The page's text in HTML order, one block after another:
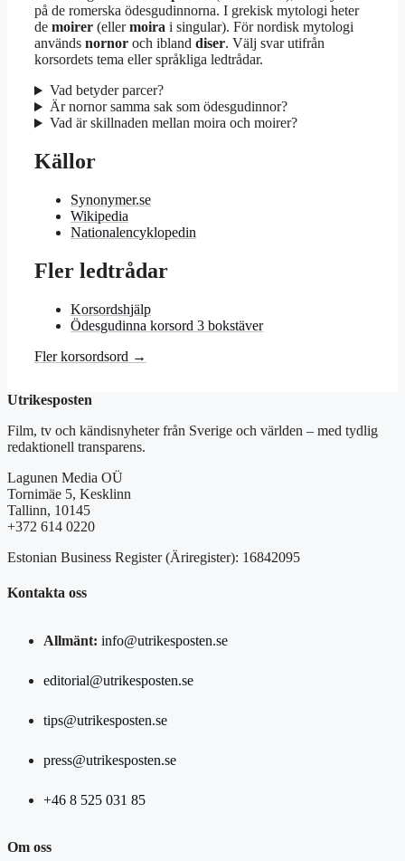
på de romerska ödesgudinnorna. I grekisk mytologi heter
de moirer (ellermoira i singular). För nordisk mytologi
används nornor och ibland diser. Välj svar utifrån
korsordets tema eller språkliga ledtrådar.
Vad betyder parcer?
Är nornor samma sak som ödesgudinnor?
Vad är skillnaden mellan moira och moirer?
Källor
Synonymer.se
Wikipedia
Nationalencyklopedin
Fler ledtrådar
Korsordshjälp
Ödesgudinna korsord 3 bokstäver
Fler korsordsord →
Utrikesposten
Film, tv och kändisnyheter från Sverige och världen – med tydlig
redaktionell transparens.
Lagunen Media OÜ
Tornimäe 5, Kesklinn
Tallinn, 10145
+372 614 0220
Estonian Business Register (Äriregister): 16842095
Kontakta oss
Allmänt: info@utrikesposten.se
editorial@utrikesposten.se
tips@utrikesposten.se
press@utrikesposten.se
+46 8 525 031 85
Om oss